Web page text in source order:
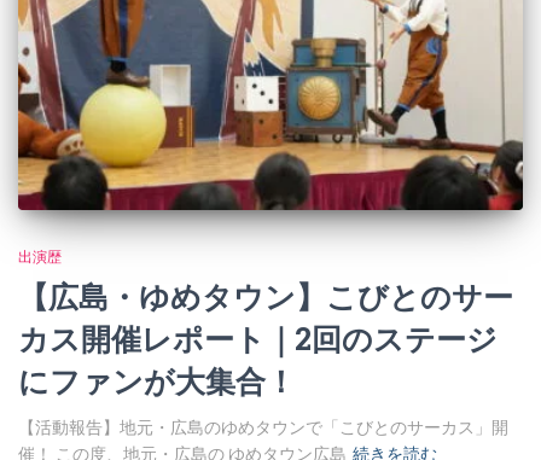
出演歴
【広島・ゆめタウン】こびとのサー
カス開催レポート｜2回のステージ
にファンが大集合！
【活動報告】地元・広島のゆめタウンで「こびとのサーカス」開
催！ この度、地元・広島の ゆめタウン広島 続きを読む